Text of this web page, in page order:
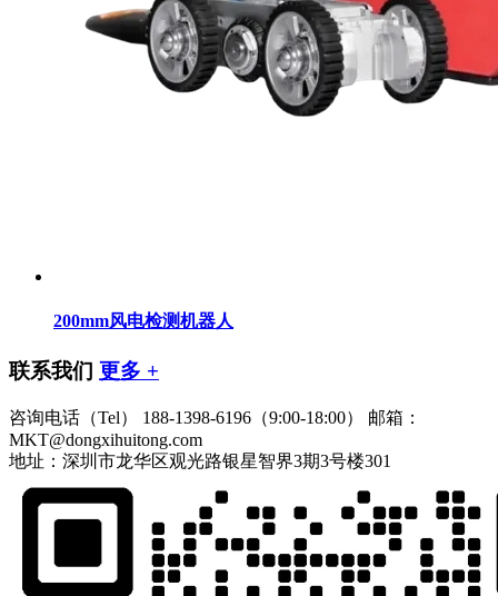
200mm风电检测机器人
联系我们 更多 +
咨询电话（Tel） 188-1398-6196（9:00-18:00）
邮箱：
MKT@dongxihuitong.com
地址：深圳市龙华区观光路银星智界3期3号楼301